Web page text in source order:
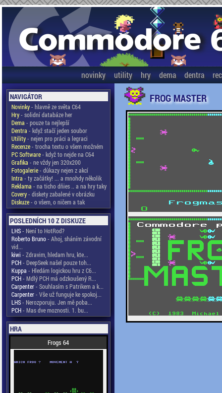
novinky utility hry dema dentra
NAVIGÁTOR
Novinky- hlavně ze světa C64
Hry- solidní databáze her
Dema - pouze ta nejlepší
Dentra - když stačí jeden soubor
Utility- nejen pro práci a legraci
Recenze- trocha textu o všem možném
PC Software- když to nejde na C64
Grafika - ne vždy jen 320x200
Fotogalerie- důkazy nejen z akcí
Intra - ty začátky! ... a mnohdy několik
Reklama - na ticho dňies .. a na hry taky
Covery- diskety zabalené v obrázku
Diskuze- o všem, o ničem a tak
POSLEDNÍCH 10 Z DISKUZE
LHS- Není to HotRod?
Roberto Bruno- Ahoj, sháním závodní
vid...
kiwi - Zdravim, hledam hru, kte...
PCH- DeepSeek našel pouze toh...
Kuppa - Hledám logickou hru z C6...
PCH- Mdlý PCH má odzkoušený R...
Carpenter- Souhlasím s Patrikem a k...
Carpenter- Vše už funguje ke spokoj...
LHS- Nerozporuju. Jen mě poba...
PCH- Mas dve moznosti. 1. bu...
HRA
Frogs 64
FROG MASTER